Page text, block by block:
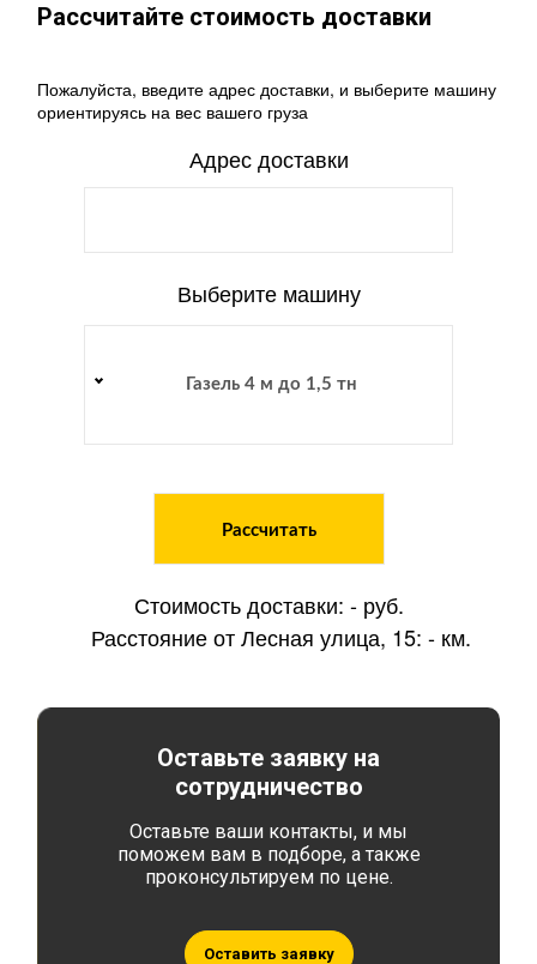
Рассчитайте стоимость доставки
Пожалуйста, введите адрес доставки, и выберите машину
ориентируясь на вес вашего груза
Адрес доставки
Выберите машину
Газель 4 м до 1,5 тн
Рассчитать
Стоимость доставки: -руб.
Расстояние от Лесная улица, 15: -км.
Оставьте заявку на
сотрудничество
Оставьте ваши контакты, и мы
поможем вам в подборе, а также
проконсультируем по цене.
Оставить заявку